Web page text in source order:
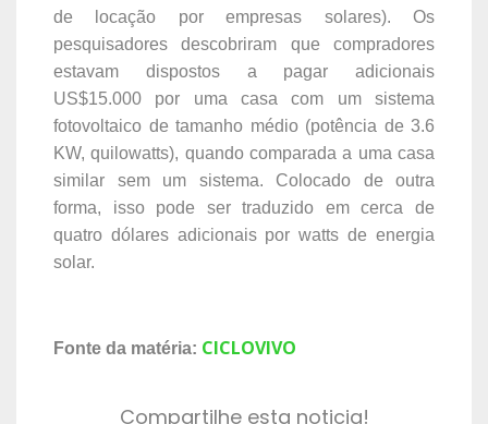
de locação por empresas solares). Os
pesquisadores descobriram que compradores
estavam dispostos a pagar adicionais
US$15.000 por uma casa com um sistema
fotovoltaico de tamanho médio (potência de 3.6
KW, quilowatts), quando comparada a uma casa
similar sem um sistema. Colocado de outra
forma, isso pode ser traduzido em cerca de
quatro dólares adicionais por watts de energia
solar.
Fonte da matéria: CICLOVIVO
Compartilhe esta noticia!